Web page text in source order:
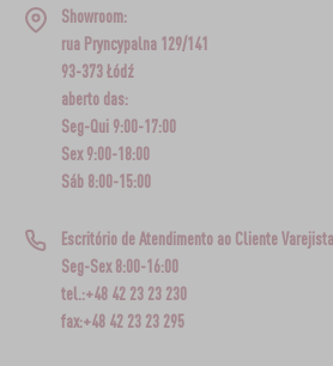
Showroom:
rua Pryncypalna 129/141
93-373 Łódź
aberto das:
Seg-Qui 9:00-17:00
Sex 9:00-18:00
Sáb 8:00-15:00
Escritório de Atendimento ao Cliente
Seg-Sex 8:00-16:00
tel.:+48 42 23 23 230
fax:+48 42 23 23 295